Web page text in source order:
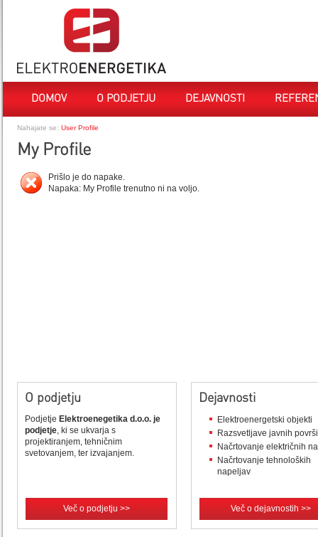
DOMOV O PODJETJU DEJAVNOSTI
Nahajate se: User Profile
My Profile
Prišlo je do napake.
Napaka: My Profile trenutno ni na voljo.
O podjetju
Podjetje Elektroenegetika d.o.o. je
podjetje, ki se ukvarja s
projektiranjem, tehničnim
svetovanjem, ter izvajanjem.
Več o podjetju >>
Dejavnosti
Elektroenergetski objekti
Razsvetljave javnih
Načrtovanje električnih
Načrtovanje tehnoloških
napeljav
Več o dejavnostih >>